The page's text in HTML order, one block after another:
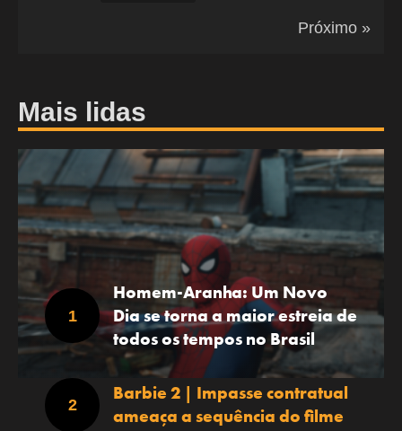
Próximo »
Mais lidas
Homem-Aranha: Um Novo
Dia se torna a maior estreia de
todos os tempos no Brasil
Barbie 2 | Impasse contratual
ameaça a sequência do filme